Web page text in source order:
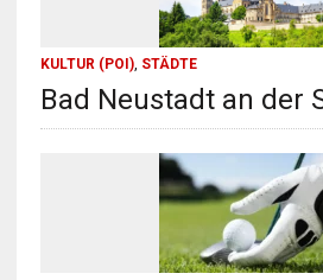
KULTUR (POI), STÄDTE
Bad Neustadt an der